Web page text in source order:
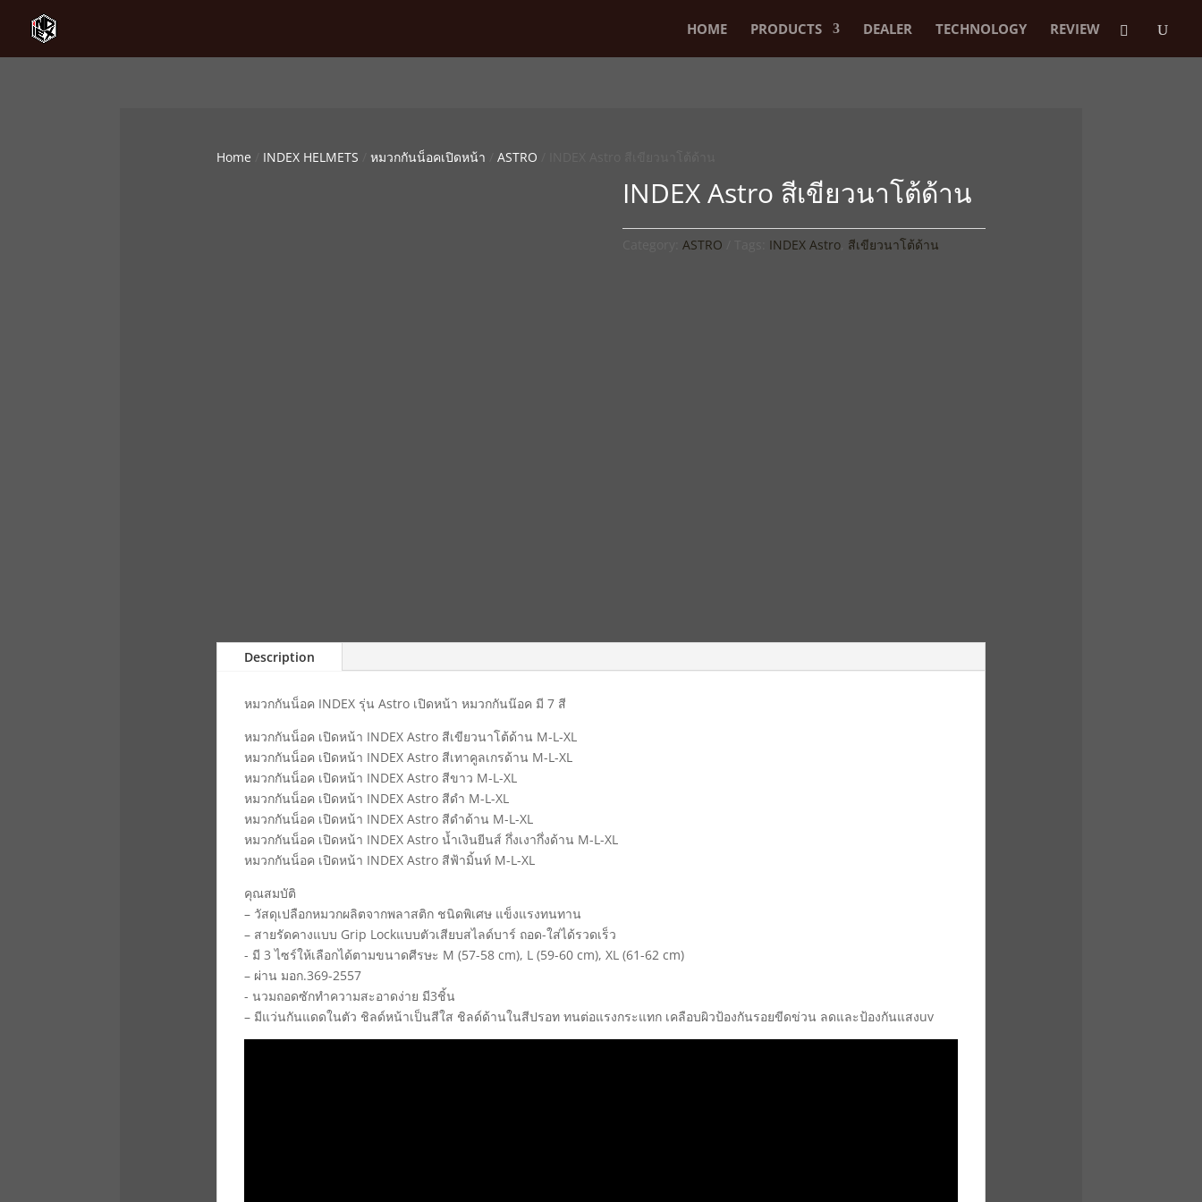
HOME PRODUCTS DEALER TECHNOLOGY REVIEW
Home INDEX HELMETS หมวกกันน็อคเปิดหน้า ASTRO
INDEX Astro สีเขียวนาโต้ด้าน
ASTRO INDEX Astro, สีเขียวนาโต้ด้าน
Description
หมวกกันน็อค INDEX รุ่น Astro เปิดหน้า หมวกกันน๊อค มี 7 สี
หมวกกันน็อค เปิดหน้า INDEX Astro สีเขียวนาโต้ด้าน M-L-XL
หมวกกันน็อค เปิดหน้า INDEX Astro สีเทาคูลเกรด้าน M-L-XL
หมวกกันน็อค เปิดหน้า INDEX Astro สีขาว M-L-XL
หมวกกันน็อค เปิดหน้า INDEX Astro สีดำ M-L-XL
หมวกกันน็อค เปิดหน้า INDEX Astro สีดำด้าน M-L-XL
หมวกกันน็อค เปิดหน้า INDEX Astro น้ำเงินยีนส์ กึ่งเงากึ่งด้าน M-L-XL
หมวกกันน็อค เปิดหน้า INDEX Astro สีฟ้ามิ้นท์ M-L-XL
คุณสมบัติ
– วัสดุเปลือกหมวกผลิตจากพลาสติก ชนิดพิเศษ แข็งแรงทนทาน
– สายรัดคางแบบ Grip Lockแบบตัวเสียบสไลด์บาร์ ถอด-ใส่ได้รวดเร็ว
- มี 3 ไซร์ให้เลือกได้ตามขนาดศีรษะ M (57-58 cm), L (59-60 cm), XL (61-62 cm)
– ผ่าน มอก.369-2557
- นวมถอดซักทำความสะอาดง่าย มี3ชิ้น
– มีแว่นกันแดดในตัว ชิลด์หน้าเป็นสีใส ชิลด์ด้านในสีปรอท ทนต่อแรงกระแทก เคลือบผิวป้องกันรอยขีดข่วน ลดและป้องกันแสงuv